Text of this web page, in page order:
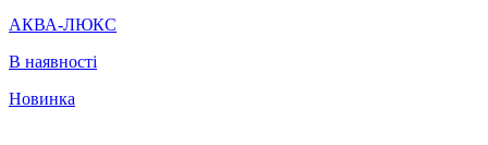
АКВА-ЛЮКС
В наявності
Новинка